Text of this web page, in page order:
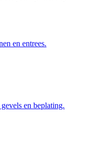
en entrees.
en beplating.